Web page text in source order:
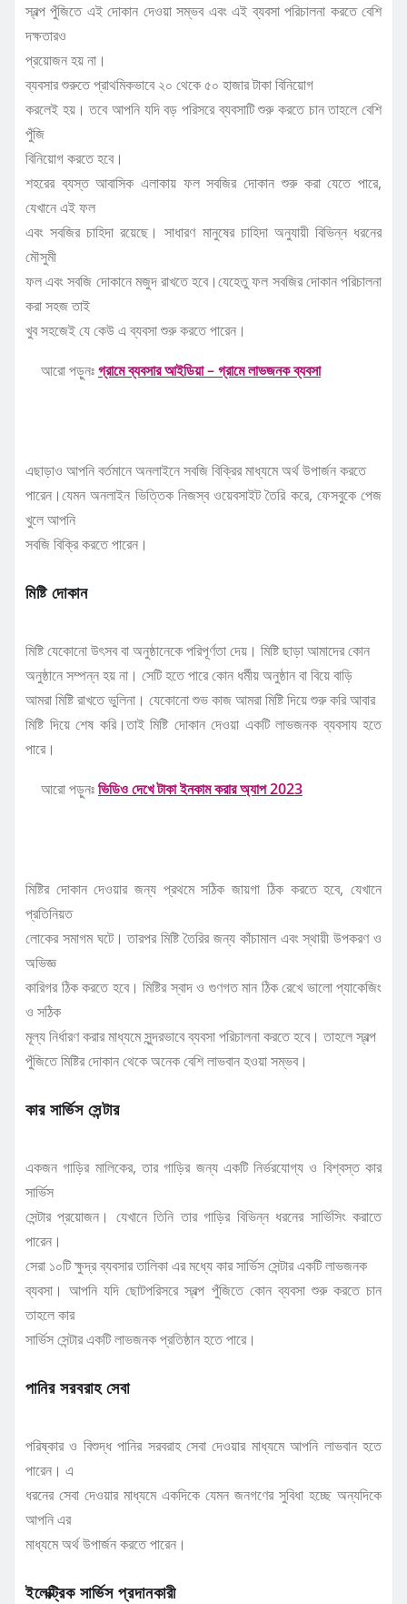
স্বল্প পুঁজিতে এই দোকান দেওয়া সম্ভব এবং এই ব্যবসা পরিচালনা করতে বেশি
দক্ষতারও
প্রয়োজন হয় না।
ব্যবসার শুরুতে প্রাথমিকভাবে ২০ থেকে ৫০ হাজার টাকা বিনিয়োগ
করলেই হয়। তবে আপনি যদি বড় পরিসরে ব্যবসাটি শুরু করতে চান তাহলে বেশি
পুঁজি
বিনিয়োগ করতে হবে।
শহরের ব্যস্ত আবাসিক এলাকায় ফল সবজির দোকান শুরু করা যেতে পারে,
যেখানে এই ফল
এবং সবজির চাহিদা রয়েছে। সাধারণ মানুষের চাহিদা অনুযায়ী বিভিন্ন ধরনের
মৌসুমী
ফল এবং সবজি দোকানে মজুদ রাখতে হবে।যেহেতু ফল সবজির দোকান পরিচালনা
করা সহজ তাই
খুব সহজেই যে কেউ এ ব্যবসা শুরু করতে পারেন।
আরো পড়ুনঃগ্রামে ব্যবসার আইডিয়া – গ্রামে লাভজনক ব্যবসা
এছাড়াও আপনি বর্তমানে অনলাইনে সবজি বিক্রির মাধ্যমে অর্থ উপার্জন করতে
পারেন।যেমন অনলাইন ভিত্তিক নিজস্ব ওয়েবসাইট তৈরি করে, ফেসবুকে পেজ
খুলে আপনি
সবজি বিক্রি করতে পারেন।
মিষ্টি দোকান
মিষ্টি যেকোনো উৎসব বা অনুষ্ঠানেকে পরিপূর্ণতা দেয়। মিষ্টি ছাড়া আমাদের কোন
অনুষ্ঠানে সম্পন্ন হয় না। সেটি হতে পারে কোন ধর্মীয় অনুষ্ঠান বা বিয়ে বাড়ি
আমরা মিষ্টি রাখতে ভুলিনা। যেকোনো শুভ কাজ আমরা মিষ্টি দিয়ে শুরু করি আবার
মিষ্টি দিয়ে শেষ করি।তাই মিষ্টি দোকান দেওয়া একটি লাভজনক ব্যবসায হতে
পারে।
আরো পড়ুনঃভিডিও দেখে টাকা ইনকাম করার অ্যাপ 2023
মিষ্টির দোকান দেওয়ার জন্য প্রথমে সঠিক জায়গা ঠিক করতে হবে, যেখানে
প্রতিনিয়ত
লোকের সমাগম ঘটে। তারপর মিষ্টি তৈরির জন্য কাঁচামাল এবং স্থায়ী উপকরণ ও
অভিজ্ঞ
কারিগর ঠিক করতে হবে। মিষ্টির স্বাদ ও গুণগত মান ঠিক রেখে ভালো প্যাকেজিং
ও সঠিক
মূল্য নির্ধারণ করার মাধ্যমে সুন্দরভাবে ব্যবসা পরিচালনা করতে হবে। তাহলে স্বল্প
পুঁজিতে মিষ্টির দোকান থেকে অনেক বেশি লাভবান হওয়া সম্ভব।
কার সার্ভিস সেন্টার
একজন গাড়ির মালিকের, তার গাড়ির জন্য একটি নির্ভরযোগ্য ও বিশ্বস্ত কার
সার্ভিস
সেন্টার প্রয়োজন। যেখানে তিনি তার গাড়ির বিভিন্ন ধরনের সার্ভিসিং করাতে
পারেন।
সেরা ১০টি ক্ষুদ্র ব্যবসার তালিকা এর মধ্যে কার সার্ভিস সেন্টার একটি লাভজনক
ব্যবসা। আপনি যদি ছোটপরিসরে স্বল্প পুঁজিতে কোন ব্যবসা শুরু করতে চান
তাহলে কার
সার্ভিস সেন্টার একটি লাভজনক প্রতিষ্ঠান হতে পারে।
পানির সরবরাহ সেবা
পরিষ্কার ও বিশুদ্ধ পানির সরবরাহ সেবা দেওয়ার মাধ্যমে আপনি লাভবান হতে
পারেন। এ
ধরনের সেবা দেওয়ার মাধ্যমে একদিকে যেমন জনগণের সুবিধা হচ্ছে অন্যদিকে
আপনি এর
মাধ্যমে অর্থ উপার্জন করতে পারেন।
ইলেক্ট্রিক সার্ভিস প্রদানকারী